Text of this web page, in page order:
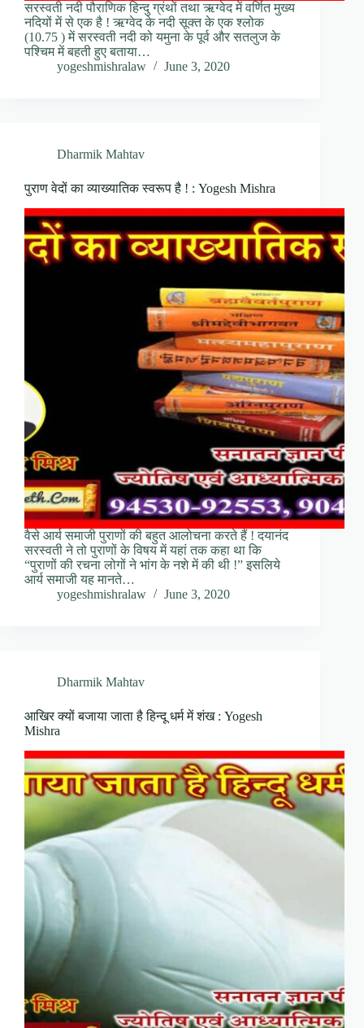
सरस्वती नदी पौराणिक हिन्दु ग्रंथों तथा ऋग्वेद में वर्णित मुख्य
नदियों में से एक है ! ऋग्वेद के नदी सूक्त के एक श्लोक
(10.75 ) में सरस्वती नदी को यमुना के पूर्व और सतलुज के
पश्चिम में बहती हुए बताया…
yogeshmishralaw
June 3, 2020
Dharmik Mahtav
पुराण वेदों का व्याख्यातिक स्वरूप है ! : Yogesh Mishra
वैसे आर्य समाजी पुराणों की बहुत आलोचना करते हैं ! दयानंद
सरस्वती ने तो पुराणों के विषय में यहां तक कहा था कि
“पुराणों की रचना लोगों ने भांग के नशे में की थी !” इसलिये
आर्य समाजी यह मानते…
yogeshmishralaw
June 3, 2020
Dharmik Mahtav
आखिर क्यों बजाया जाता है हिन्दू धर्म में शंख : Yogesh
Mishra